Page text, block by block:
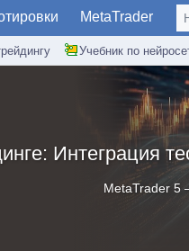
MetaTrader
Учебник по
Интеграция
MetaTrader 5